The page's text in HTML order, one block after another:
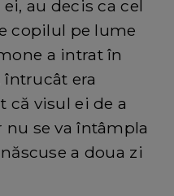
au decis ca cel
copilul pe lume
a intrat în
întrucât era
că visul ei de a
se va întâmpla
a doua zi